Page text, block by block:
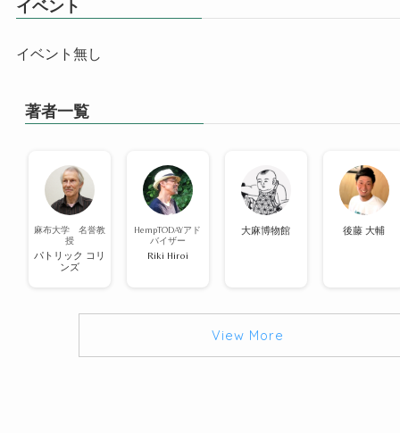
イベント
イベント無し
著者一覧
麻布大学 名誉教
授
パトリック コリ
ンズ
HempTODAYアド
バイザー
Riki Hiroi
大麻博物館 後藤 大輔
View More